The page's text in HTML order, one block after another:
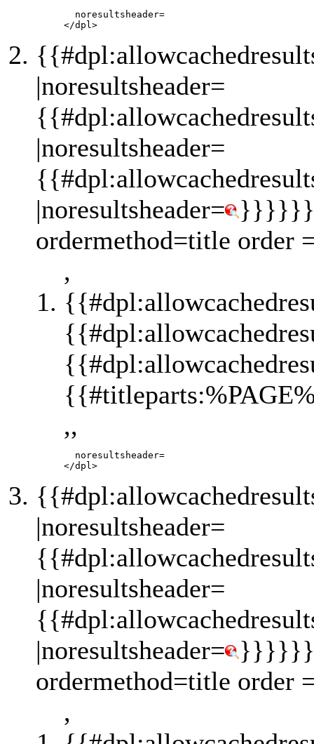
       noresultsheader=
|noresultsheader=
|noresultsheader=
|noresultsheader= }}}}}}
ordermethod=title order
,
,,
       noresultsheader=
|noresultsheader=
|noresultsheader=
|noresultsheader= }}}}}}
ordermethod=title order
,